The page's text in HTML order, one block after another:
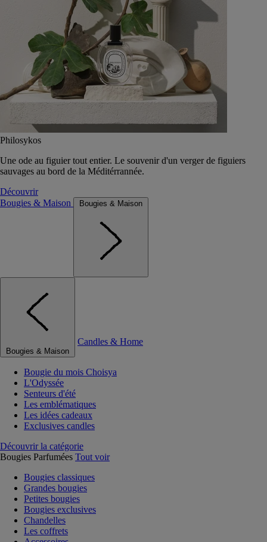
Philosykos
Une ode au figuier tout entier. Le souvenir d'un verger de figuiers
sauvages au bord de la Méditérrannée.
Découvrir
Bougies & Maison
Bougies & Maison
Bougies & Maison
Candles & Home
Bougie du mois Choisya
L'Odyssée
Senteurs d'été
Les emblématiques
Les idées cadeaux
Exclusives candles
Découvrir la catégorie
Bougies Parfumées Tout voir
Bougies classiques
Grandes bougies
Petites bougies
Bougies exclusives
Chandelles
Les coffrets